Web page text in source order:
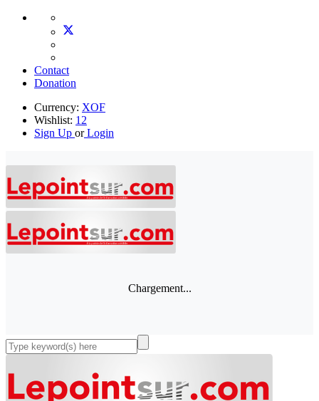
Contact
Donation
Currency: XOF
Wishlist: 12
Sign Up orLogin
Chargement...